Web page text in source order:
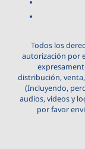
Todos los
autorización por
distribución,
(Incluyendo,
audios, videos y
por favor